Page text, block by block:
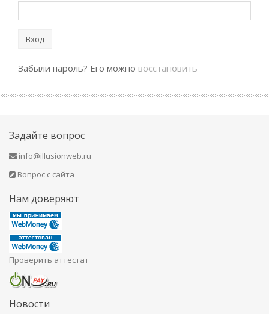
Вход
Забыли пароль? Его можно восстановить
Задайте вопрос
info@illusionweb.ru
Вопрос с сайта
Нам доверяют
Проверить аттестат
Новости